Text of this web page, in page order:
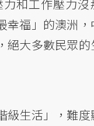
和工作壓力沒
幸福」的澳洲，
絕大多數民眾的
級生活」，難度